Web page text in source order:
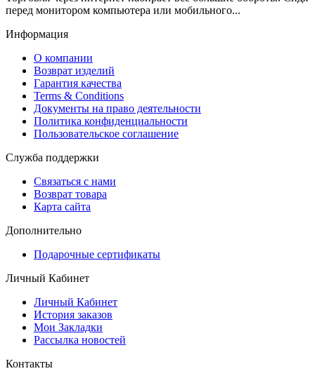
перед монитором компьютера или мобильного...
Информация
О компании
Возврат изделий
Гарантия качества
Terms & Conditions
Документы на право деятельности
Политика конфиденциальности
Пользовательское соглашение
Служба поддержки
Связаться с нами
Возврат товара
Карта сайта
Дополнительно
Подарочные сертификаты
Личный Кабинет
Личный Кабинет
История заказов
Мои Закладки
Рассылка новостей
Контакты